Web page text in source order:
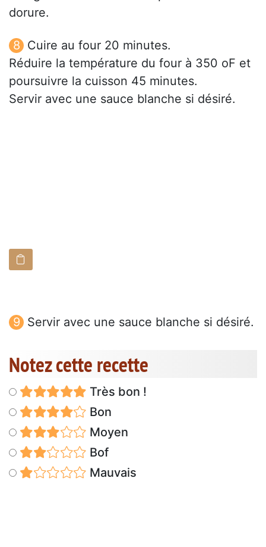
dorure.
Cuire au four 20 minutes.
Réduire la température du four à 350 oF et
poursuivre la cuisson 45 minutes.
Servir avec une sauce blanche si désiré.
Servir avec une sauce blanche si désiré.
Notez cette recette
Très bon !
Bon
Moyen
Bof
Mauvais